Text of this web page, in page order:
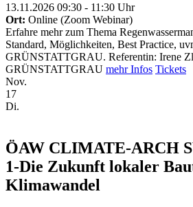
13.11.2026 09:30 - 11:30 Uhr
Ort: Online (Zoom Webinar)
Erfahre mehr zum Thema
Standard, Möglichkeiten, Best Practice,
GRÜNSTATTGRAU. Referentin: Irene
GRÜNSTATTGRAU mehr Infos Tickets
Nov.
17
Di.
ÖAW CLIMATE-ARCH
1-Die Zukunft lokaler
Klimawandel